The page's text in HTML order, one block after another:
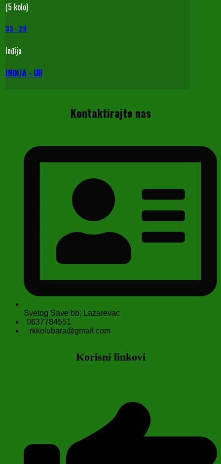
(5 kolo)
33 - 29
Inđija
INĐIJA - UB
Kontaktirajte nas
Svetog Save bb; Lazarevac
0637784551
rkkolubara@gmail.com
Korisni linkovi